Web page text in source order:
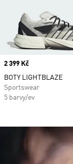
Price
2 399 Kč
BOTY LIGHTBLAZE
Sportswear
5 barvy/ev